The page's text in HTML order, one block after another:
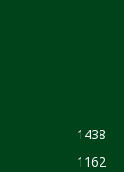
1438
1162